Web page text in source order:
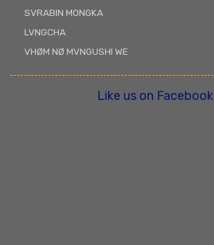
SVRABIN MONGKA
LVNGCHA
VHØM NØ MVNGUSHI WE
Like us on Facebook